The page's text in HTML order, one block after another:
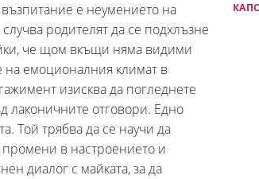
е неумението на
родителят да се подхлъзне
че щом вкъщи няма видими
на емоционалния климат в
изисква да погледнете
лаконичните отговори. Едно
Той трябва да се научи да
промени в настроението и
диалог с майката, за да